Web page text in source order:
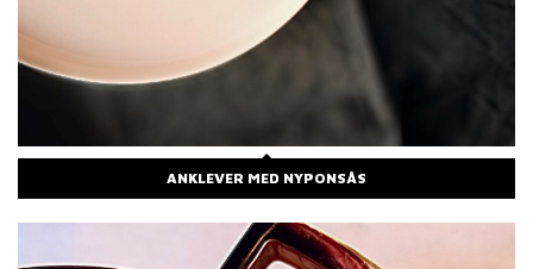
ANKLEVER MED NYPONSÅS